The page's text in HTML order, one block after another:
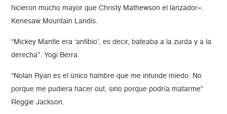
hicieron mucho mayor que Christy Mathewson el lanzador».
Kenesaw Mountain Landis.
“Mickey Mantle era ‘anfibio’, es decir, bateaba a la zurda y a la
derecha”. Yogi Berra.
“Nolan Ryan es el único hambre que me infunde miedo. No
porque me pudiera hacer out, sino porque podría matarme”
Reggie Jackson.